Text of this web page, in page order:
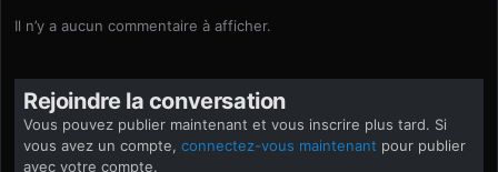
Il n’y a aucun commentaire à afficher.
Rejoindre la conversation
Vous pouvez publier maintenant et vous inscrire plus tard. Si
vous avez un compte, connectez-vous maintenant pour publier
avec votre compte.